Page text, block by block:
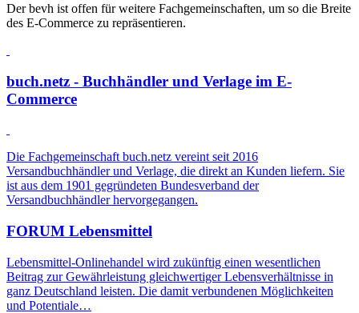
Der bevh ist offen für weitere Fachgemeinschaften, um so die Breite
des E-Commerce zu repräsentieren.
buch.netz - Buchhändler und Verlage im E-
Commerce
Die Fachgemeinschaft buch.netz vereint seit 2016
Versandbuchhändler und Verlage, die direkt an Kunden liefern. Sie
ist aus dem 1901 gegründeten Bundesverband der
Versandbuchhändler hervorgegangen.
FORUM Lebensmittel
Lebensmittel-Onlinehandel wird zukünftig einen wesentlichen
Beitrag zur Gewährleistung gleichwertiger Lebensverhältnisse in
ganz Deutschland leisten. Die damit verbundenen Möglichkeiten
und Potentiale…